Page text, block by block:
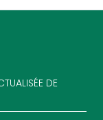
DE